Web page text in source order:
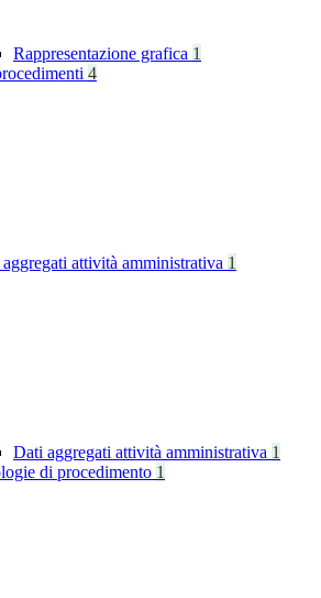
Rappresentazione grafica 1
4
attività amministrativa 1
Dati aggregati attività amministrativa 1
di procedimento 1